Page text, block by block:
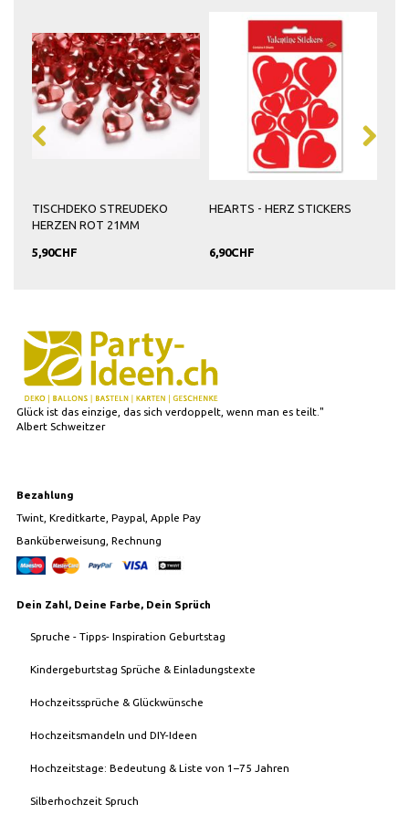
TISCHDEKO STREUDEKO
HERZEN ROT 21MM
5,90CHF
HEARTS - HERZ STICKERS
6,90CHF
Glück ist das einzige, das sich verdoppelt, wenn man es teilt."
Albert Schweitzer
Bezahlung
Twint, Kreditkarte, Paypal, Apple Pay
Banküberweisung, Rechnung
Dein Zahl, Deine Farbe, Dein Sprüch
Spruche - Tipps- Inspiration Geburtstag
Kindergeburtstag Sprüche & Einladungstexte
Hochzeitssprüche & Glückwünsche
Hochzeitsmandeln und DIY-Ideen
Hochzeitstage: Bedeutung & Liste von 1–75 Jahren
Silberhochzeit Spruch